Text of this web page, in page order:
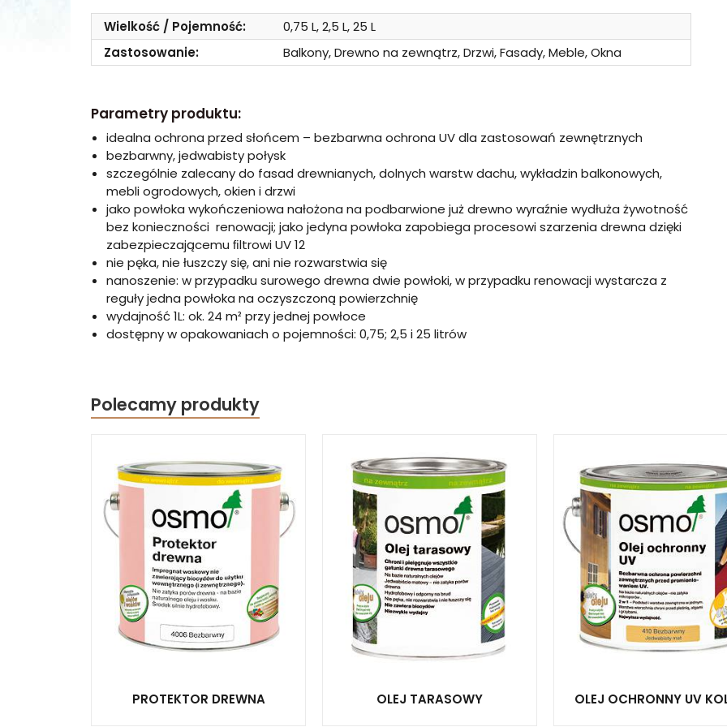
Wielkość / Pojemność:
0,75 L, 2,5 L, 25 L
Zastosowanie:
Balkony, Drewno na zewnątrz, Drzwi, Fasady, Meble, Okna
Parametry produktu:
idealna ochrona przed słońcem – bezbarwna ochrona UV dla zastosowań zewnętrznych
bezbarwny, jedwabisty połysk
szczególnie zalecany do fasad drewnianych, dolnych warstw dachu, wykładzin balkonowych,
mebli ogrodowych, okien i drzwi
jako powłoka wykończeniowa nałożona na podbarwione już drewno wyraźnie wydłuża żywotność
bez konieczności renowacji; jako jedyna powłoka zapobiega procesowi szarzenia drewna dzięki
zabezpieczającemu ﬁltrowi UV 12
nie pęka, nie łuszczy się, ani nie rozwarstwia się
nanoszenie: w przypadku surowego drewna dwie powłoki, w przypadku renowacji wystarcza z
reguły jedna powłoka na oczyszczoną powierzchnię
wydajność 1L: ok. 24 m² przy jednej powłoce
dostępny w opakowaniach o pojemności: 0,75; 2,5 i 25 litrów
Polecamy produkty
PROTEKTOR DREWNA OLEJ TARASOWY OLEJ OCHRONNY UV